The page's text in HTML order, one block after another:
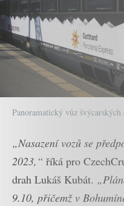
Panoramatický vůz švýcarských
„Nasazení vozů se
2023,“ říká pro
drah Lukáš Kubát.
9.10, přičemž v